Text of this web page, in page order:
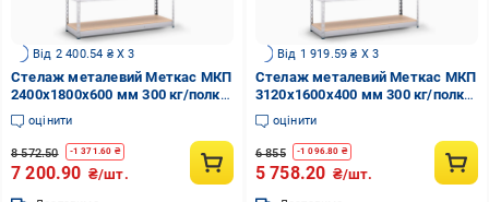
Від 2 400.54 ₴ X 3
Стелаж металевий Меткас МКП
2400x1800x600 мм 300 кг/полку
(МКП-31)
оцінити
8 572.50 -1 371.60 ₴
7 200.90 ₴/шт.
Від 1 919.59 ₴ X 3
Стелаж металевий Меткас МКП
3120x1600x400 мм 300 кг/полку
(МКП-33)
оцінити
6 855 -1 096.80 ₴
5 758.20 ₴/шт.